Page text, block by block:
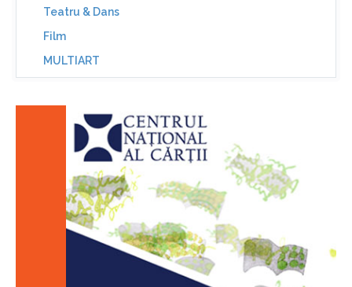
Teatru & Dans
Film
MULTIART